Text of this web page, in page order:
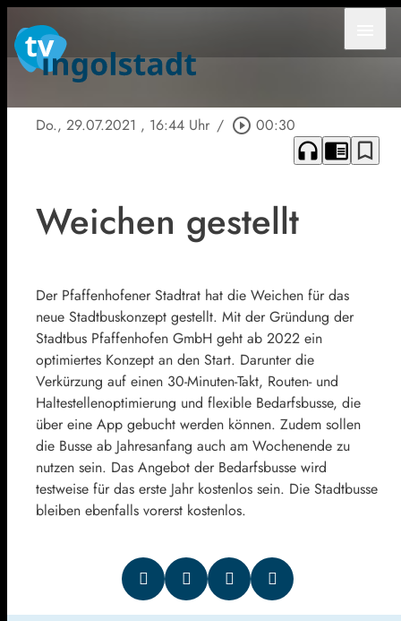
Do., 29.07.2021 , 16:44 Uhr / play_circle_outline 00:30
headphones chrome_reader_mode bookmark_border
Weichen gestellt
Der Pfaffenhofener Stadtrat hat die Weichen für das
neue Stadtbuskonzept gestellt. Mit der Gründung der
Stadtbus Pfaffenhofen GmbH geht ab 2022 ein
optimiertes Konzept an den Start. Darunter die
Verkürzung auf einen 30-Minuten-Takt, Routen- und
Haltestellenoptimierung und flexible Bedarfsbusse, die
über eine App gebucht werden können. Zudem sollen
die Busse ab Jahresanfang auch am Wochenende zu
nutzen sein. Das Angebot der Bedarfsbusse wird
testweise für das erste Jahr kostenlos sein. Die Stadtbusse
bleiben ebenfalls vorerst kostenlos.